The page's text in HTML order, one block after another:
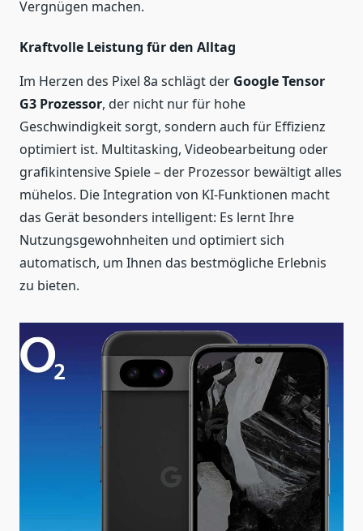
Vergnügen machen.
Kraftvolle Leistung für den Alltag
Im Herzen des Pixel 8a schlägt der Google Tensor
G3 Prozessor, der nicht nur für hohe
Geschwindigkeit sorgt, sondern auch für Effizienz
optimiert ist. Multitasking, Videobearbeitung oder
grafikintensive Spiele – der Prozessor bewältigt alles
mühelos. Die Integration von KI-Funktionen macht
das Gerät besonders intelligent: Es lernt Ihre
Nutzungsgewohnheiten und optimiert sich
automatisch, um Ihnen das bestmögliche Erlebnis
zu bieten.